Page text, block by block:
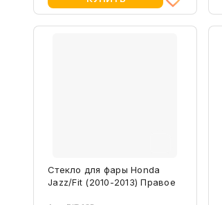
Стекло для фары Honda
Jazz/Fit (2010-2013) Правое